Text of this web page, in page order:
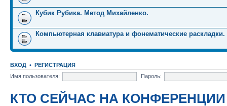
Кубик Рубика. Метод Михайленко.
Компьютерная клавиатура и фонематические раскладки.
ВХОД • РЕГИСТРАЦИЯ
Имя пользователя:
Пароль:
КТО СЕЙЧАС НА КОНФЕРЕНЦИИ